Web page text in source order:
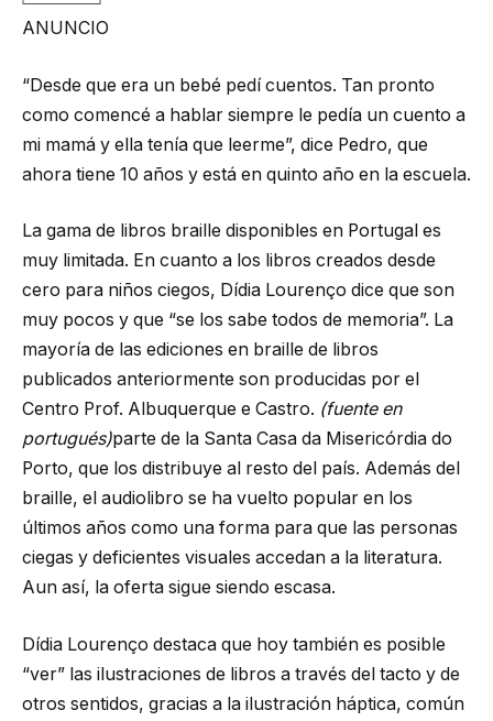
ANUNCIO
“Desde que era un bebé pedí cuentos. Tan pronto
como comencé a hablar siempre le pedía un cuento a
mi mamá y ella tenía que leerme”, dice Pedro, que
ahora tiene 10 años y está en quinto año en la escuela.
La gama de libros braille disponibles en Portugal es
muy limitada. En cuanto a los libros creados desde
cero para niños ciegos, Dídia Lourenço dice que son
muy pocos y que “se los sabe todos de memoria”. La
mayoría de las ediciones en braille de libros
publicados anteriormente son producidas por el
Centro Prof. Albuquerque e Castro. (fuente en
portugués)parte de la Santa Casa da Misericórdia do
Porto, que los distribuye al resto del país. Además del
braille, el audiolibro se ha vuelto popular en los
últimos años como una forma para que las personas
ciegas y deficientes visuales accedan a la literatura.
Aun así, la oferta sigue siendo escasa.
Dídia Lourenço destaca que hoy también es posible
“ver” las ilustraciones de libros a través del tacto y de
otros sentidos, gracias a la ilustración háptica, común